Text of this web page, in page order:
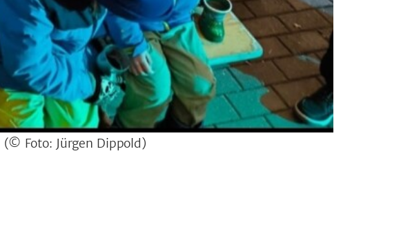
(© Foto: Jürgen Dippold)